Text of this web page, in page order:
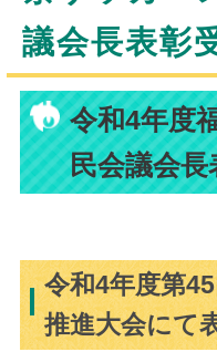
議会長表彰
令和4年度
民会議会長
令和4年度第
推進大会にて